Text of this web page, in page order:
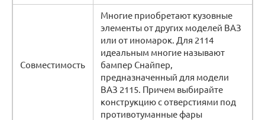
Совместимость
Многие приобретают кузовные
элементы от других моделей ВАЗ
или от иномарок. Для 2114
идеальным многие называют
бампер Снайпер,
предназначенный для модели
ВАЗ 2115. Причем выбирайте
конструкцию с отверстиями под
противотуманные фары